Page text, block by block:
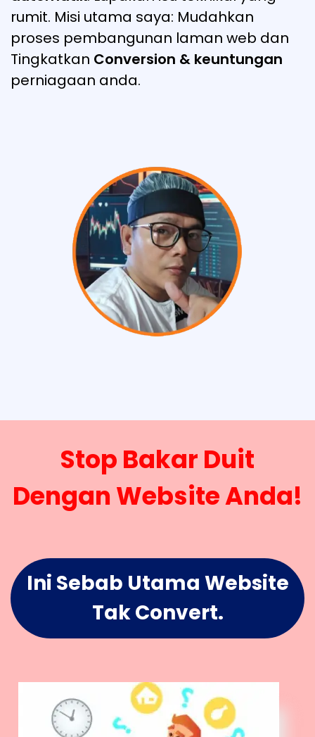
rumit. Misi utama saya: Mudahkan
proses pembangunan laman web dan
Tingkatkan Conversion & keuntungan
perniagaan anda.
Stop Bakar Duit
Dengan Website Anda!
Ini Sebab Utama Website
Tak Convert.